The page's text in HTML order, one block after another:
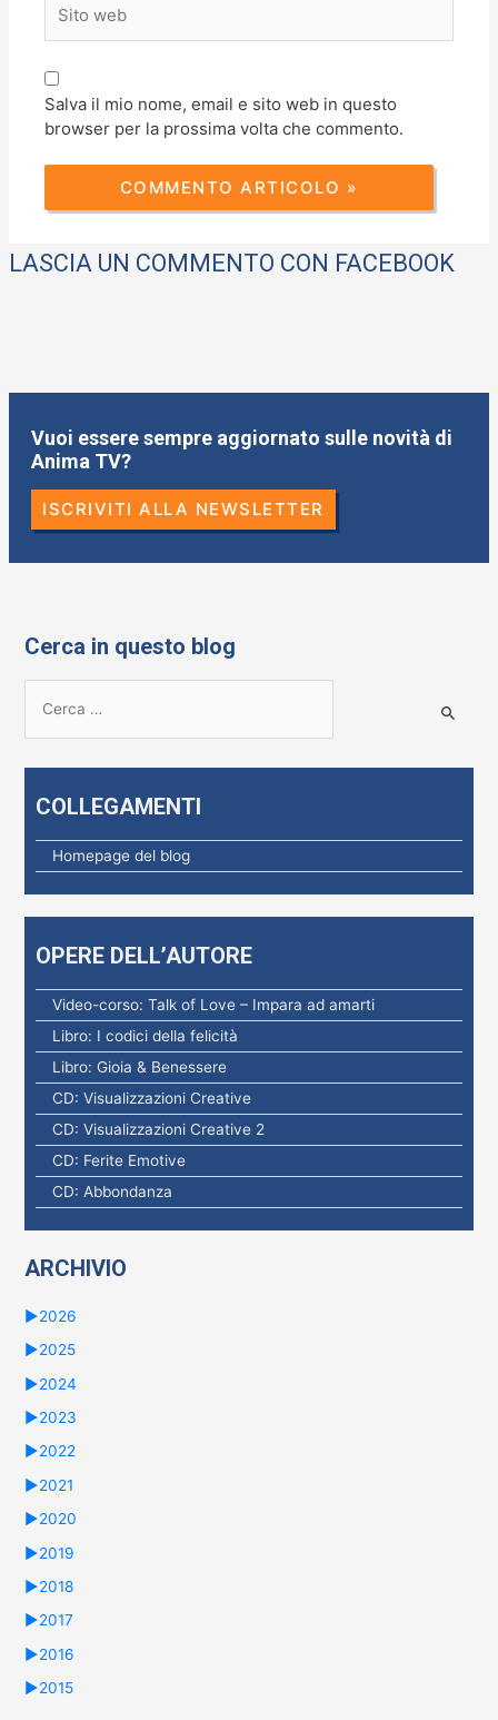
web
Salva il mio nome, email e sito web in questo
browser per la prossima volta che commento.
LASCIA UN COMMENTO CON FACEBOOK
Vuoi essere sempre aggiornato sulle novità di
Anima TV?
ISCRIVITI ALLA NEWSLETTER
Cerca in questo blog
COLLEGAMENTI
Homepage del blog
OPERE DELL’AUTORE
Video-corso: Talk of Love – Impara ad amarti
Libro: I codici della felicità
Libro: Gioia & Benessere
CD: Visualizzazioni Creative
CD: Visualizzazioni Creative 2
CD: Ferite Emotive
CD: Abbondanza
ARCHIVIO
►2026
►2025
►2024
►2023
►2022
►2021
►2020
►2019
►2018
►2017
►2016
►2015